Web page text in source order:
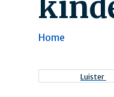
Home
Luister